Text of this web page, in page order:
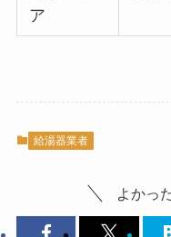
ア
給湯器業者
よかっ